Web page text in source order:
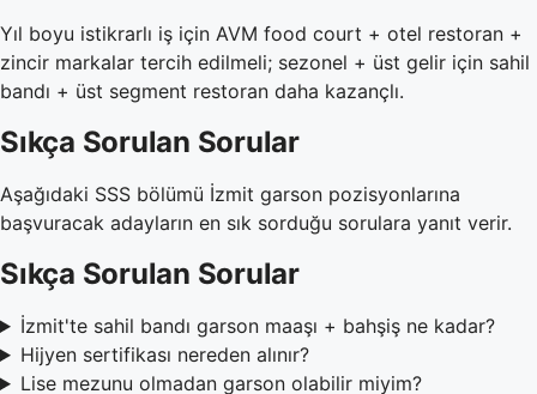
Yıl boyu istikrarlı iş için AVM food court + otel restoran +
zincir markalar tercih edilmeli; sezonel + üst gelir için sahil
bandı + üst segment restoran daha kazançlı.
Sıkça Sorulan Sorular
Aşağıdaki SSS bölümü İzmit garson pozisyonlarına
başvuracak adayların en sık sorduğu sorulara yanıt verir.
Sıkça Sorulan Sorular
İzmit'te sahil bandı garson maaşı + bahşiş ne kadar?
Hijyen sertifikası nereden alınır?
Lise mezunu olmadan garson olabilir miyim?